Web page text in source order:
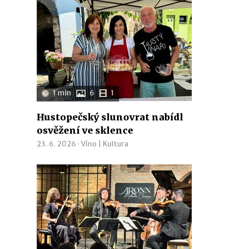
1 min 6 1
Hustopečský slunovrat nabídl
osvěžení ve sklence
23. 6. 2026 · Víno Kultura